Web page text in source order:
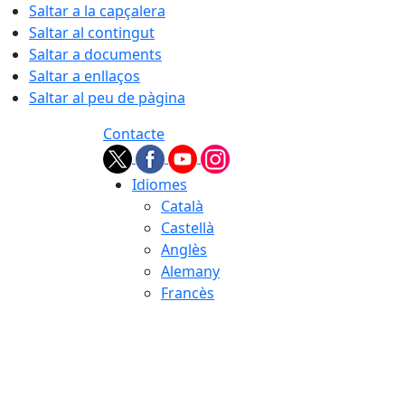
Saltar a la capçalera
Saltar al contingut
Saltar a documents
Saltar a enllaços
Saltar al peu de pàgina
Contacte
Idiomes
Català
Castellà
Anglès
Alemany
Francès